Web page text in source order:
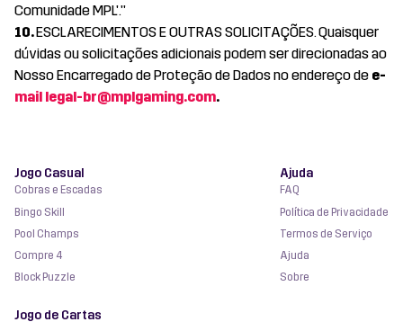
Comunidade MPL'."
10.ESCLARECIMENTOS E OUTRAS SOLICITAÇÕES. Quaisquer
dúvidas ou solicitações adicionais podem ser direcionadas ao
Nosso Encarregado de Proteção de Dados no endereço de e-
mail legal-br@mplgaming.com.
Jogo Casual
Cobras e Escadas
Bingo Skill
Pool Champs
Compre 4
Block Puzzle
Jogo de Cartas
Ajuda
FAQ
Política de Privacidade
Termos de Serviço
Ajuda
Sobre